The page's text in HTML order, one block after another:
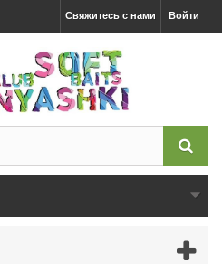
Войти
Свяжитесь с нами